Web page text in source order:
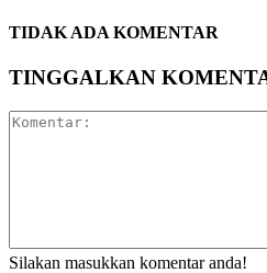
TIDAK ADA KOMENTAR
TINGGALKAN
Silakan masukkan komentar anda!